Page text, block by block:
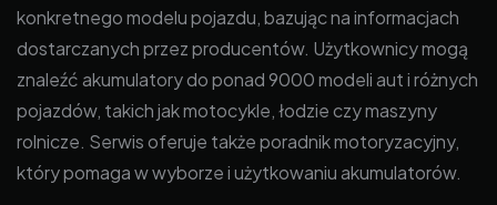
konkretnego modelu pojazdu, bazując na informacjach
dostarczanych przez producentów. Użytkownicy mogą
znaleźć akumulatory do ponad 9000 modeli aut i różnych
pojazdów, takich jak motocykle, łodzie czy maszyny
rolnicze. Serwis oferuje także poradnik motoryzacyjny,
który pomaga w wyborze i użytkowaniu akumulatorów.